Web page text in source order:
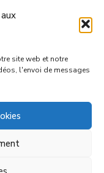
site web et notre
l'envoi de messages